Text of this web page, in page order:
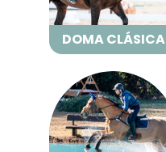
DOMA CLÁSICA
CCE